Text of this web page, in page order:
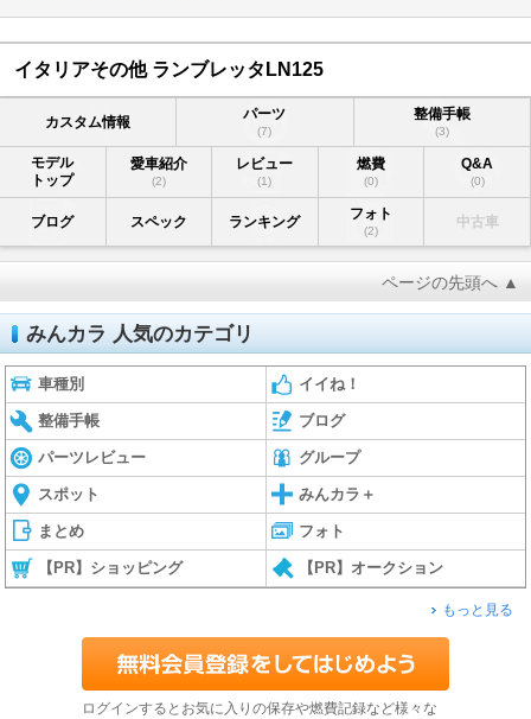
イタリアその他 ランブレッタLN125
カスタム情報 パーツ
(7)
整備手帳
(3)
モデル
トップ
愛車紹介
(2)
レビュー
(1)
燃費
(0)
Q&A
(0)
ブログ スペック ランキング フォト
(2)
中古車
ページの先頭へ ▲
みんカラ 人気のカテゴリ
車種別 イイね！
整備手帳 ブログ
パーツレビュー グループ
スポット みんカラ＋
まとめ フォト
【PR】ショッピング 【PR】オークション
もっと見る
ログインするとお気に入りの保存や燃費記録など様々な